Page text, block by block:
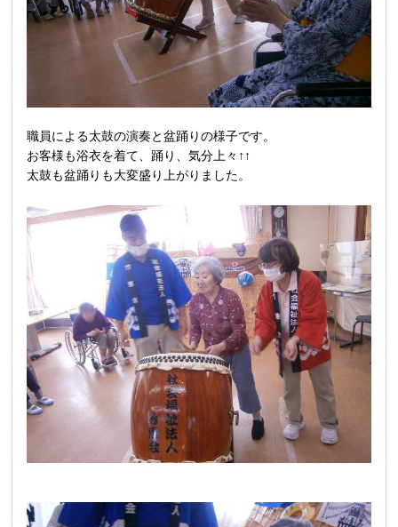
職員による太鼓の演奏と盆踊りの様子です。
お客様も浴衣を着て、踊り、気分上々↑↑
太鼓も盆踊りも大変盛り上がりました。